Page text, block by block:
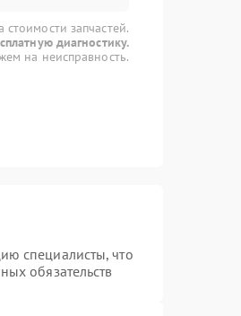
запчастей.
диагностику.
на неисправность.
специалисты, что
обязательств